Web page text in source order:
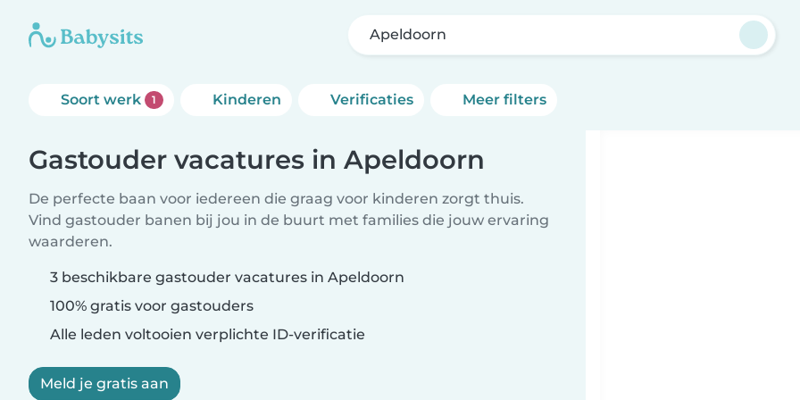
Apeldoorn
Soort werk 1 Kinderen Verificaties Meer filters
Gastouder vacatures in Apeldoorn
De perfecte baan voor iedereen die graag voor kinderen zorgt thuis.
Vind gastouder banen bij jou in de buurt met families die jouw ervaring
waarderen.
3 beschikbare gastouder vacatures in Apeldoorn
100% gratis voor gastouders
Alle leden voltooien verplichte ID-verificatie
Meld je gratis aan